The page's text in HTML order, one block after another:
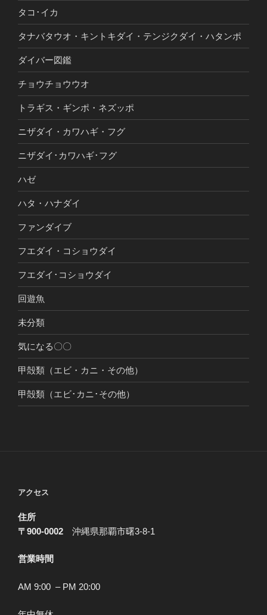
タコ･イカ
タナバタウオ・キントキダイ・テンジクダイ・ハタンポ
ダイバー図鑑
チョウチョウウオ
トラギス・ギンポ・ネズッポ
ニザダイ・カワハギ・フグ
ニザダイ･カワハギ･フグ
ハゼ
ハタ・ハナダイ
ファンダイブ
フエダイ・コショウダイ
フエダイ･コショウダイ
回遊魚
未分類
気になる〇〇
甲殻類（エビ・カニ・その他）
甲殻類（エビ･カニ･その他）
アクセス
住所
〒900-0002 沖縄県那覇市曙3-8-1
営業時間
AM 9:00 – PM 20:00